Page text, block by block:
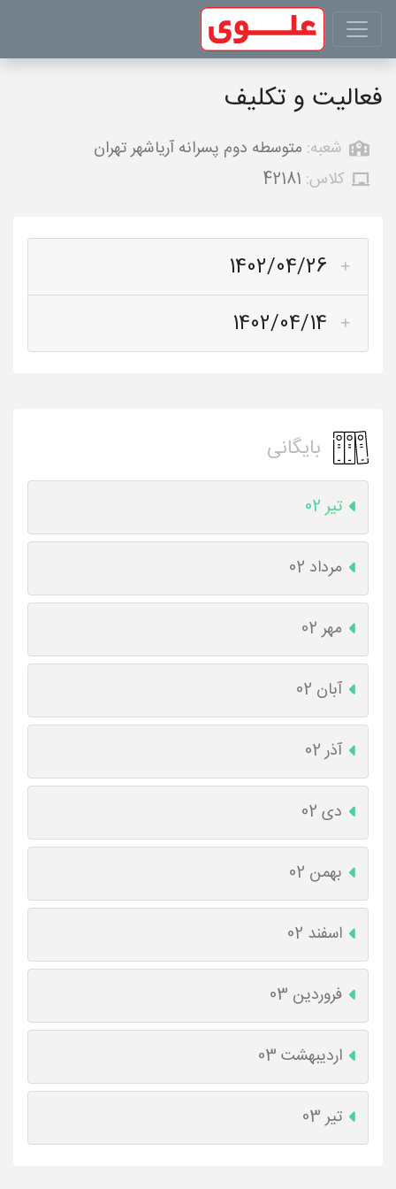
فعالیت و تکلیف
شعبه: متوسطه دوم پسرانه آریاشهر تهران
کلاس: 42181
1402/04/26
1402/04/14
بایگانی
تیر 02
مرداد 02
مهر 02
آبان 02
آذر 02
دی 02
بهمن 02
اسفند 02
فروردین 03
اردیبهشت 03
تیر 03